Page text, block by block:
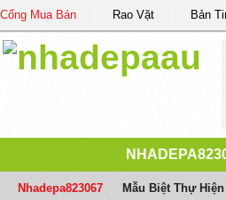
Cổng Mua Bán Rao Vặt Bản
Nhadepa823067 Mẫu Biệt Thự